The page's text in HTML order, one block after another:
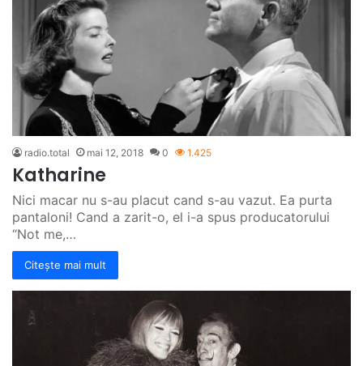
radio.total mai 12, 2018 0 1.425
Katharine
Nici macar nu s-au placut cand s-au vazut. Ea purta
pantaloni! Cand a zarit-o, el i-a spus producatorului
“Not me,…
Citește mai mult